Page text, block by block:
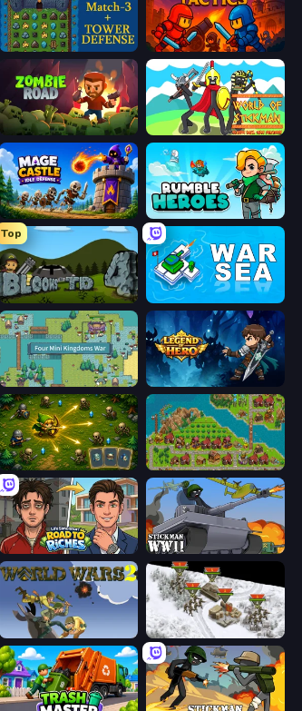
Tower Swap Throne Tactics
Zombie Road World of Stickman Classic RTS
Mage Castle Idle Defense Rumble Heroes
Top
Bloons Tower Defense 4 War Sea
Four Mini Kingdoms War Legend of Hero
Tiny Ranger City Idle
Life Simulator: Road to Riches Stickman WW2
World Wars 2 1941 Frozen Front